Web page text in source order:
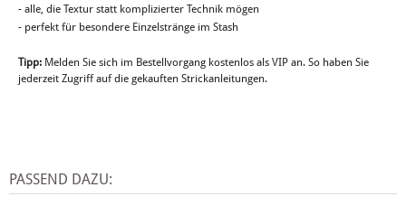
- alle, die Textur statt komplizierter Technik mögen
- perfekt für besondere Einzelstränge im Stash
Tipp: Melden Sie sich im Bestellvorgang kostenlos als VIP an. So haben Sie
jederzeit Zugriff auf die gekauften Strickanleitungen.
PASSEND DAZU: